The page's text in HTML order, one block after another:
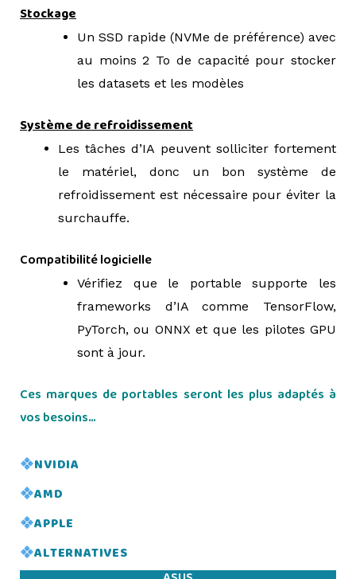
Stockage
Un SSD rapide (NVMe de préférence) avec
au moins 2 To de capacité pour stocker
les datasets et les modèles
Système de refroidissement
Les tâches d’IA peuvent solliciter fortement
le matériel, donc un bon système de
refroidissement est nécessaire pour éviter la
surchauffe.
Compatibilité logicielle
Vérifiez que le portable supporte les
frameworks d’IA comme TensorFlow,
PyTorch, ou ONNX et que les pilotes GPU
sont à jour.
Ces marques de portables seront les plus adaptés à
vos besoins…
NVIDIA
AMD
APPLE
ALTERNATIVES